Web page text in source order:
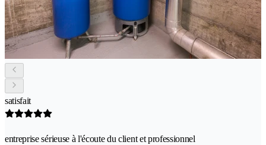
satisfait
entreprise sérieuse à l'écoute du client et professionnel